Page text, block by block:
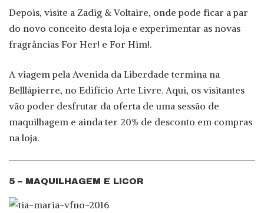
Depois, visite a Zadig & Voltaire, onde pode ficar a par
do novo conceito desta loja e experimentar as novas
fragrâncias For Her! e For Him!.
A viagem pela Avenida da Liberdade termina na
Belllápierre, no Edifício Arte Livre. Aqui, os visitantes
vão poder desfrutar da oferta de uma sessão de
maquilhagem e ainda ter 20% de desconto em compras
na loja.
5 – MAQUILHAGEM E LICOR